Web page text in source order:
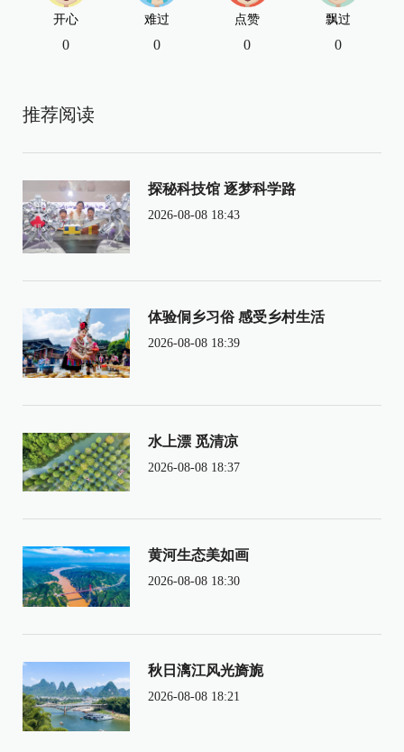
开心
0
难过
0
点赞
0
飘过
0
推荐阅读
探秘科技馆 逐梦科学路
2026-08-08 18:43
体验侗乡习俗 感受乡村生活
2026-08-08 18:39
水上漂 觅清凉
2026-08-08 18:37
黄河生态美如画
2026-08-08 18:30
秋日漓江风光旖旎
2026-08-08 18:21